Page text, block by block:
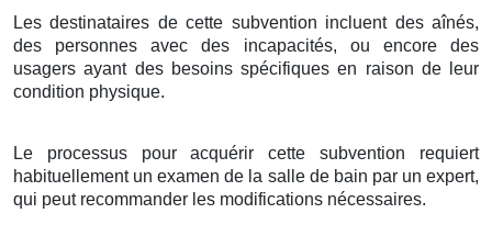
Les destinataires de cette subvention incluent des aînés,
des personnes avec des incapacités, ou encore des
usagers ayant des besoins spécifiques en raison de leur
condition physique.
Le processus pour acquérir cette subvention requiert
habituellement un examen de la salle de bain par un expert,
qui peut recommander les modifications nécessaires.